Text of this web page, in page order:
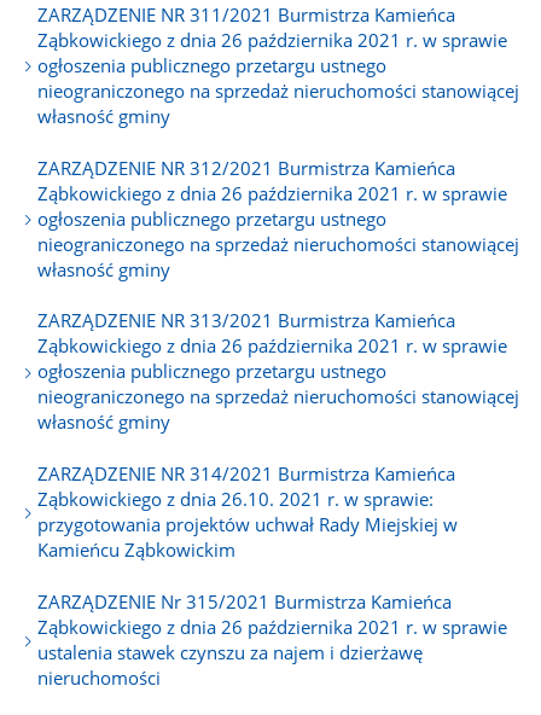
ZARZĄDZENIE NR 311/2021 Burmistrza Kamieńca
Ząbkowickiego z dnia 26 października 2021 r. w sprawie
ogłoszenia publicznego przetargu ustnego
nieograniczonego na sprzedaż nieruchomości stanowiącej
własność gminy
ZARZĄDZENIE NR 312/2021 Burmistrza Kamieńca
Ząbkowickiego z dnia 26 października 2021 r. w sprawie
ogłoszenia publicznego przetargu ustnego
nieograniczonego na sprzedaż nieruchomości stanowiącej
własność gminy
ZARZĄDZENIE NR 313/2021 Burmistrza Kamieńca
Ząbkowickiego z dnia 26 października 2021 r. w sprawie
ogłoszenia publicznego przetargu ustnego
nieograniczonego na sprzedaż nieruchomości stanowiącej
własność gminy
ZARZĄDZENIE NR 314/2021 Burmistrza Kamieńca
Ząbkowickiego z dnia 26.10. 2021 r. w sprawie:
przygotowania projektów uchwał Rady Miejskiej w
Kamieńcu Ząbkowickim
ZARZĄDZENIE Nr 315/2021 Burmistrza Kamieńca
Ząbkowickiego z dnia 26 października 2021 r. w sprawie
ustalenia stawek czynszu za najem i dzierżawę
nieruchomości